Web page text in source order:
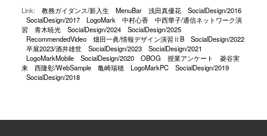
Link:
教務ガイダンス/新入生 MenuBar 浅田真優花
SocialDesign/2016
SocialDesign/2017
LogoMark 中村心香
中西華子/通信ネットワーク演
習
青木暁光 SocialDesign/2024
SocialDesign/2025
RecommendedVideo
畑田一眞/情報デザイン演習ⅡB
SocialDesign/2022
卒展2023/酒井雄世
SocialDesign/2023
SocialDesign/2021
LogoMarkMobile
SocialDesign/2020 OBOG 授業アンケート
菱谷実
来
西隆彰/WebSample 亀崎瑞穂 LogoMarkPC
SocialDesign/2019
SocialDesign/2018